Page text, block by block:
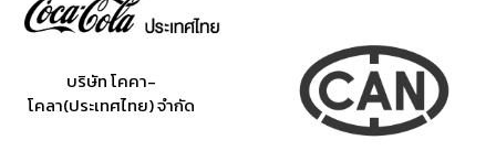
บริษัท โคคา-
โคลา(ประเทศไทย) จำกัด